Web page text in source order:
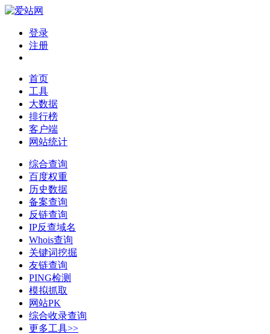
登录
注册
首页
工具
大数据
排行榜
客户端
网站统计
综合查询
百度权重
历史数据
备案查询
反链查询
IP反查域名
Whois查询
关键词挖掘
友链查询
PING检测
模拟抓取
网站PK
综合收录查询
更多工具>>